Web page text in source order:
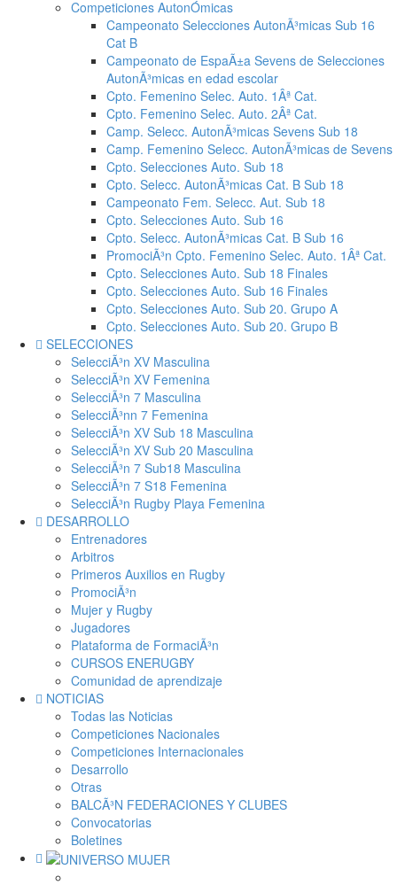
Competiciones AutonÓmicas
Campeonato Selecciones AutonÃ³micas Sub 16
Cat B
Campeonato de EspaÃ±a Sevens de Selecciones
AutonÃ³micas en edad escolar
Cpto. Femenino Selec. Auto. 1Âª Cat.
Cpto. Femenino Selec. Auto. 2Âª Cat.
Camp. Selecc. AutonÃ³micas Sevens Sub 18
Camp. Femenino Selecc. AutonÃ³micas de Sevens
Cpto. Selecciones Auto. Sub 18
Cpto. Selecc. AutonÃ³micas Cat. B Sub 18
Campeonato Fem. Selecc. Aut. Sub 18
Cpto. Selecciones Auto. Sub 16
Cpto. Selecc. AutonÃ³micas Cat. B Sub 16
PromociÃ³n Cpto. Femenino Selec. Auto. 1Âª Cat.
Cpto. Selecciones Auto. Sub 18 Finales
Cpto. Selecciones Auto. Sub 16 Finales
Cpto. Selecciones Auto. Sub 20. Grupo A
Cpto. Selecciones Auto. Sub 20. Grupo B
SELECCIONES
SelecciÃ³n XV Masculina
SelecciÃ³n XV Femenina
SelecciÃ³n 7 Masculina
SelecciÃ³nn 7 Femenina
SelecciÃ³n XV Sub 18 Masculina
SelecciÃ³n XV Sub 20 Masculina
SelecciÃ³n 7 Sub18 Masculina
SelecciÃ³n 7 S18 Femenina
SelecciÃ³n Rugby Playa Femenina
DESARROLLO
Entrenadores
Arbitros
Primeros Auxilios en Rugby
PromociÃ³n
Mujer y Rugby
Jugadores
Plataforma de FormaciÃ³n
CURSOS ENERUGBY
Comunidad de aprendizaje
NOTICIAS
Todas las Noticias
Competiciones Nacionales
Competiciones Internacionales
Desarrollo
Otras
BALCÃ³N FEDERACIONES Y CLUBES
Convocatorias
Boletines